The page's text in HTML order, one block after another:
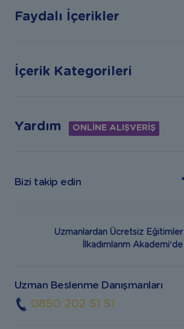
Faydalı İçerikler
İçerik Kategorileri
Yardım ONLİNE ALIŞVERİŞ
Bizi takip edin
Uzmanlardan Ücretsiz Eğitimler
İlkadımlarım Akademi’de
Uzman Beslenme Danışmanları
0850 202 51 51